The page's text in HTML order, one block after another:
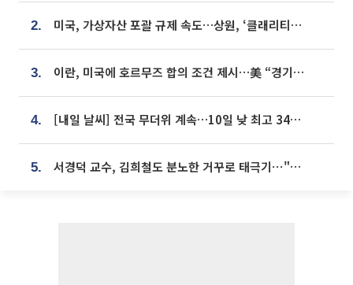
2. 미국, 가상자산 포괄 규제 속도…상원, ‘클래리티법’ 9월 절차투표 추진
3. 이란, 미국에 호르무즈 합의 조건 제시…美 “경기 아직 안 끝나” [종합]
4. [내일 날씨] 전국 무더위 계속…10일 낮 최고 34도 육박
5. 서경덕 교수, 김희철도 분노한 거꾸로 태극기⋯"엉터리는 아냐, 아쉬울 뿐"